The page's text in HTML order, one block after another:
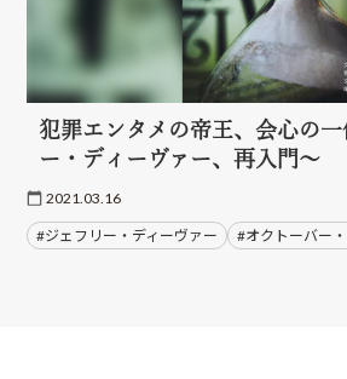
犯罪エンタメの帝王、会心の一
ー・ディーヴァー、再入門～
2021.03.16
#ジェフリー・ディーヴァー #オクトーバー